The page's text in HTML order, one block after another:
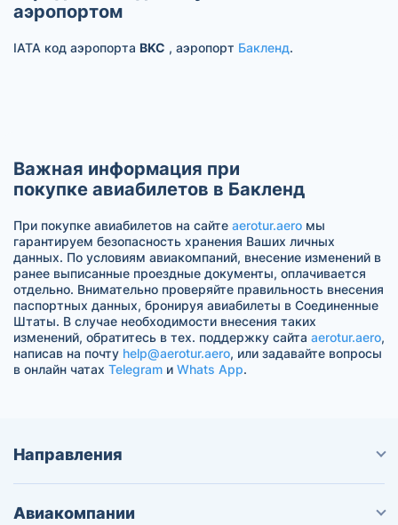
аэропортом
IATA код аэропорта BKC , аэропорт Бакленд.
Важная информация при
покупке авиабилетов в Бакленд
При покупке авиабилетов на сайте aerotur.aero мы
гарантируем безопасность хранения Ваших личных
данных. По условиям авиакомпаний, внесение изменений в
ранее выписанные проездные документы, оплачивается
отдельно. Внимательно проверяйте правильность внесения
паспортных данных, бронируя авиабилеты в Соединенные
Штаты. В случае необходимости внесения таких
изменений, обратитесь в тех. поддержку сайта aerotur.aero,
написав на почту help@aerotur.aero, или задавайте вопросы
в онлайн чатах Telegram и Whats App.
Направления
Авиакомпании